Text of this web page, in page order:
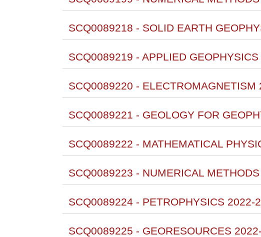
SCQ0089218 - SOLID EARTH
SCQ0089219 - APPLIED
SCQ0089220 - ELECTROMAGNETISM
SCQ0089221 - GEOLOGY FOR
SCQ0089222 - MATHEMATICAL
SCQ0089223 - NUMERICAL
SCQ0089224 - PETROPHYSICS 2022-
SCQ0089225 - GEORESOURCES